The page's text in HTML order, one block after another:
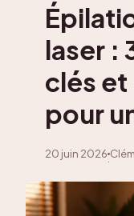
laser :
clés et
pour
20 juin 2026
·